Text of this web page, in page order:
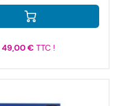
49,00 €TTC !